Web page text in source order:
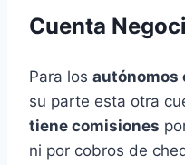
Cuenta
Para los autónomos
su parte esta otra
tiene comisiones
ni por cobros de